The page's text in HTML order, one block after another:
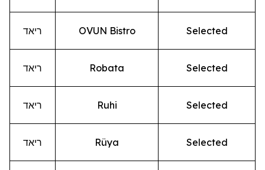
ריאד OVUN Bistro Selected
ריאד Robata Selected
ריאד Ruhi Selected
ריאד Rüya Selected